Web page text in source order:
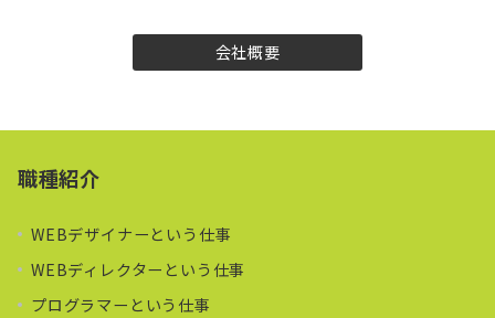
会社概要
職種紹介
WEBデザイナーという仕事
WEBディレクターという仕事
プログラマーという仕事